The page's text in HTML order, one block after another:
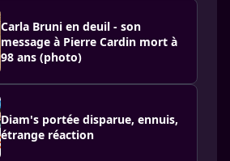
Carla Bruni en deuil - son
message à Pierre Cardin mort à
98 ans (photo)
Diam's portée disparue, ennuis,
étrange réaction